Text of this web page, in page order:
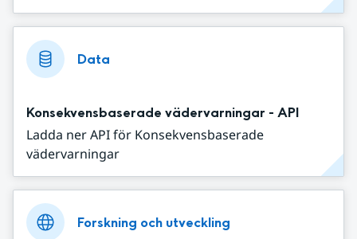
Data
Konsekvensbaserade vädervarningar - API
Ladda ner API för Konsekvensbaserade
vädervarningar
Forskning och utveckling